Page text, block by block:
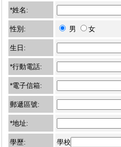
*姓名:
性別: 男 女
生日:
*行動電話:
*電子信箱:
郵遞區號:
*地址:
學歷: 學校